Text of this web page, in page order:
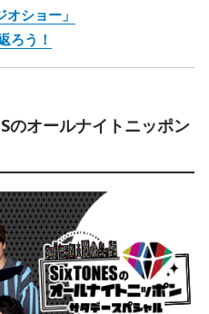
ショー」
ろう！
のオールナイトニッポン